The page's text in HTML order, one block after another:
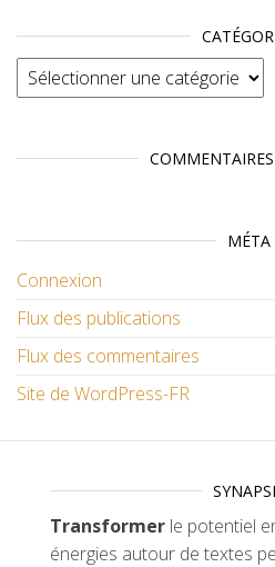
Catégories
MÉTA
Connexion
Flux des publications
Flux des commentaires
Site de WordPress-FR
Transformer le potentiel
énergies autour de textes